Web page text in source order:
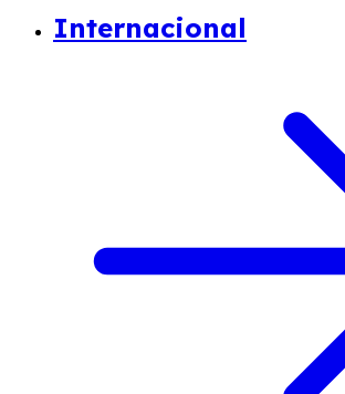
Internacional